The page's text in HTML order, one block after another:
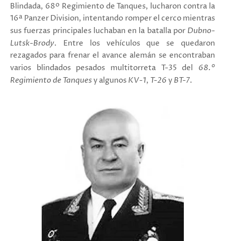
Blindada, 68º Regimiento de Tanques, lucharon contra la
16ª Panzer Division, intentando romper el cerco mientras
sus fuerzas principales luchaban en la batalla por Dubno-
Lutsk-Brody. Entre los vehículos que se quedaron
rezagados para frenar el avance alemán se encontraban
varios blindados pesados multitorreta T-35 del 68.°
Regimiento de Tanquesy algunos KV-1, T-26 y BT-7.